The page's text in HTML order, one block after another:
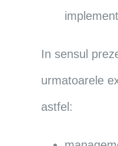
In sensul
urmatoarele
astfel: